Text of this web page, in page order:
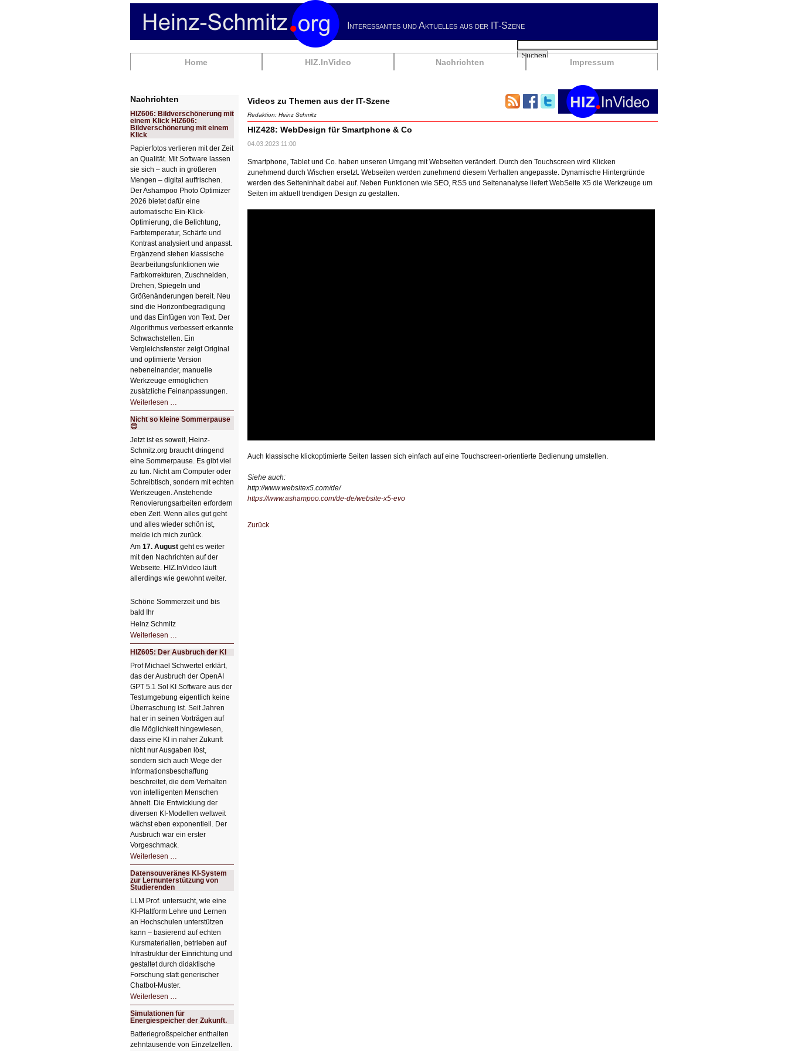
Interessantes und Aktuelles aus der IT-Szene
Navigation
Home HIZ.InVideo Nachrichten Impressum
Suchbegriffe
Suchen
Videos zu Themen aus der IT-Szene
Redaktion: Heinz Schmitz
HIZ428: WebDesign für Smartphone & Co
04.03.2023 11:00
Smartphone, Tablet und Co. haben unseren Umgang mit Webseiten verändert. Durch den Touchscreen wird Klicken
zunehmend durch Wischen ersetzt. Webseiten werden zunehmend diesem Verhalten angepasste. Dynamische Hintergründe
werden des Seiteninhalt dabei auf. Neben Funktionen wie SEO, RSS und Seitenanalyse liefert WebSeite X5 die Werkzeuge um
Seiten im aktuell trendigen Design zu gestalten.
Auch klassische klickoptimierte Seiten lassen sich einfach auf eine Touchscreen-orientierte Bedienung umstellen.
Siehe auch:
http://www.websitex5.com/de/
https://www.ashampoo.com/de-de/website-x5-evo
Zurück
Nachrichten
HIZ606: Bildverschönerung mit
einem Klick HIZ606:
Bildverschönerung mit einem
Klick
Papierfotos verlieren mit der Zeit
an Qualität. Mit Software lassen
sie sich – auch in größeren
Mengen – digital auffrischen.
Der Ashampoo Photo Optimizer
2026 bietet dafür eine
automatische Ein-Klick-
Optimierung, die Belichtung,
Farbtemperatur, Schärfe und
Kontrast analysiert und anpasst.
Ergänzend stehen klassische
Bearbeitungsfunktionen wie
Farbkorrekturen, Zuschneiden,
Drehen, Spiegeln und
Größenänderungen bereit. Neu
sind die Horizontbegradigung
und das Einfügen von Text. Der
Algorithmus verbessert erkannte
Schwachstellen. Ein
Vergleichsfenster zeigt Original
und optimierte Version
nebeneinander, manuelle
Werkzeuge ermöglichen
zusätzliche Feinanpassungen.
Weiterlesen …
Bildverschönerung
mit
einem
HIZ606:
Bildverschönerung
mit
einem
Klick
Nicht so kleine Sommerpause
😊
Jetzt ist es soweit, Heinz-
Schmitz.org braucht dringend
eine Sommerpause. Es gibt viel
zu tun. Nicht am Computer oder
Schreibtisch, sondern mit echten
Werkzeugen. Anstehende
Renovierungsarbeiten erfordern
eben Zeit. Wenn alles gut geht
und alles wieder schön ist,
melde ich mich zurück.
Am 17. August geht es weiter
mit den Nachrichten auf der
Webseite. HIZ.InVideo läuft
allerdings wie gewohnt weiter.
Schöne Sommerzeit und bis
bald Ihr
Heinz Schmitz
Weiterlesen …
so
kleine
Sommerpause
😊
HIZ605: Der Ausbruch der KI
Prof Michael Schwertel erklärt,
das der Ausbruch der OpenAI
GPT 5.1 Sol KI Software aus der
Testumgebung eigentlich keine
Überraschung ist. Seit Jahren
hat er in seinen Vorträgen auf
die Möglichkeit hingewiesen,
dass eine KI in naher Zukunft
nicht nur Ausgaben löst,
sondern sich auch Wege der
Informationsbeschaffung
beschreitet, die dem Verhalten
von intelligenten Menschen
ähnelt. Die Entwicklung der
diversen KI-Modellen weltweit
wächst eben exponentiell. Der
Ausbruch war ein erster
Vorgeschmack.
Weiterlesen …
Der
Ausbruch
der
KI
Datensouveränes KI-System
zur Lernunterstützung von
Studierenden
LLM Prof. untersucht, wie eine
KI‑Plattform Lehre und Lernen
an Hochschulen unterstützen
kann – basierend auf echten
Kursmaterialien, betrieben auf
Infrastruktur der Einrichtung und
gestaltet durch didaktische
Forschung statt generischer
Chatbot‑Muster.
Weiterlesen …
KI-
System
zur
Lernunterstützung
von
Studierenden
Simulationen für
Energiespeicher der Zukunft.
Batteriegroßspeicher enthalten
zehntausende von Einzelzellen.